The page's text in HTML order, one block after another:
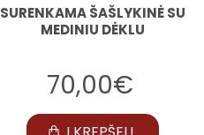
SURENKAMA ŠAŠLYKINĖ SU
MEDINIU DĖKLU
70,00€